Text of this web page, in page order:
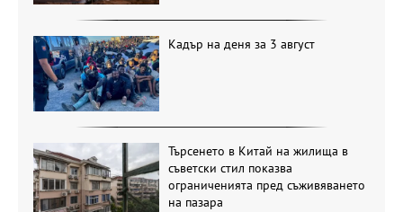
Кадър на деня за 3 август
Търсенето в Китай на жилища в
съветски стил показва
ограниченията пред съживяването
на пазара